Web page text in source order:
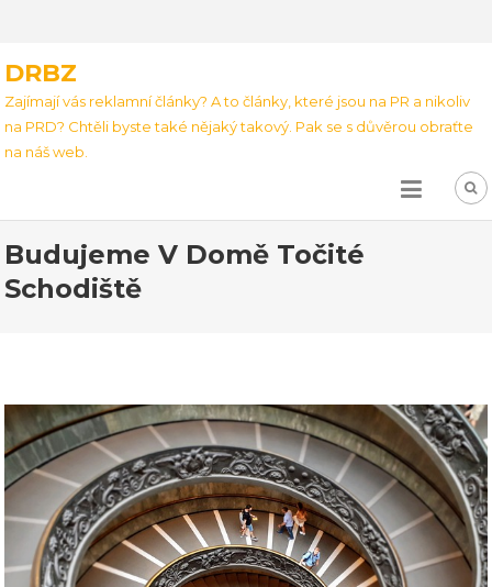
DRBZ
Zajímají vás reklamní články? A to články, které jsou na PR a nikoliv
na PRD? Chtěli byste také nějaký takový. Pak se s důvěrou obraťte
na náš web.
Budujeme V Domě Točité
Schodiště